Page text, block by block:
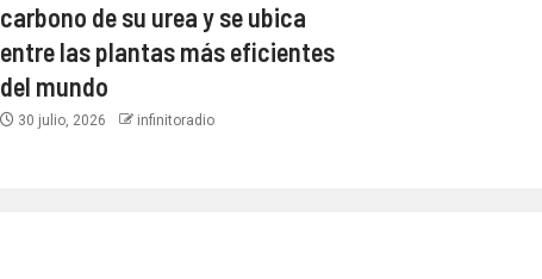
carbono de su urea y se ubica
entre las plantas más eficientes
del mundo​
30 julio, 2026 infinitoradio